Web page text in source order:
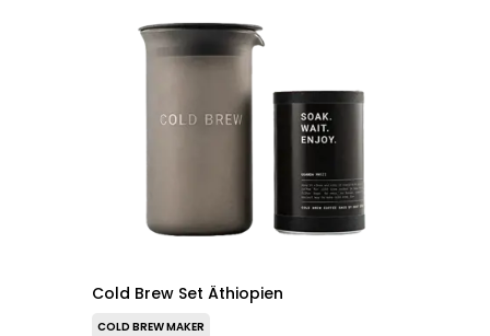
Cold Brew Set Äthiopien
COLD BREW MAKER